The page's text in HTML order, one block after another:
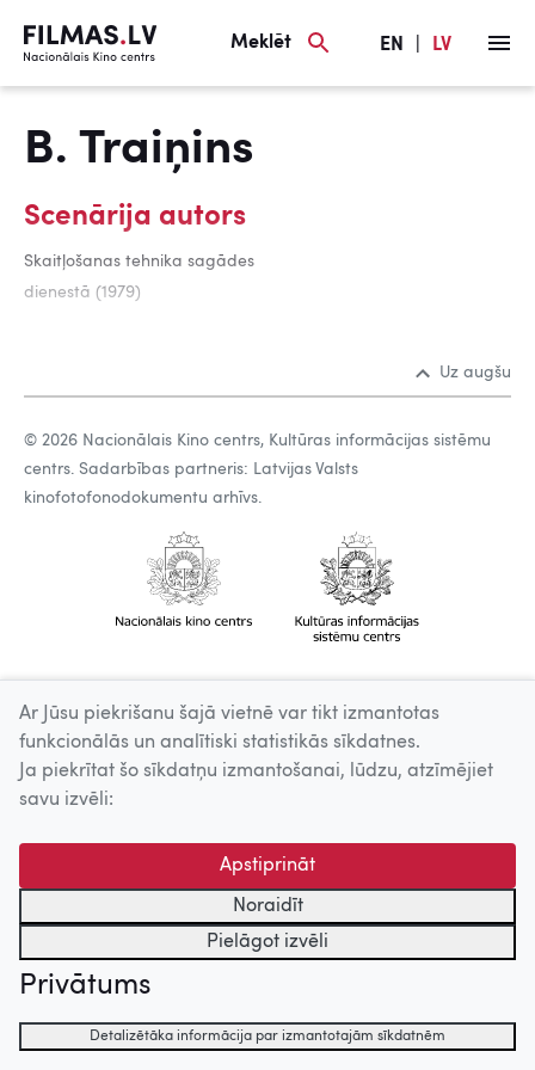
Meklēt EN LV
B. Traiņins
Scenārija autors
Skaitļošanas tehnika sagādes
dienestā (1979)
Uz augšu
© 2026 Nacionālais Kino centrs, Kultūras informācijas sistēmu
centrs. Sadarbības partneris: Latvijas Valsts
kinofotofonodokumentu arhīvs.
Ar Jūsu piekrišanu šajā vietnē var tikt izmantotas
funkcionālās un analītiski statistikās sīkdatnes.
Ja piekrītat šo sīkdatņu izmantošanai, lūdzu, atzīmējiet
savu izvēli:
Apstiprināt
Noraidīt
Pielāgot izvēli
Privātums
Detalizētāka informācija par izmantotajām sīkdatnēm